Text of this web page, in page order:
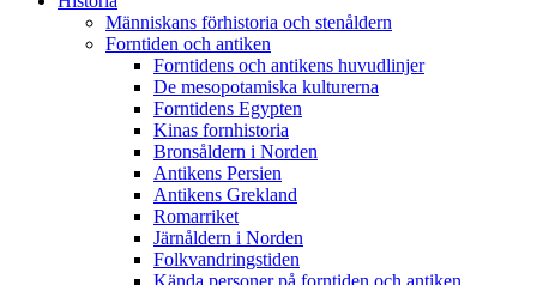
Människans förhistoria och stenåldern
Forntiden och antiken
Forntidens och antikens huvudlinjer
De mesopotamiska kulturerna
Forntidens Egypten
Kinas fornhistoria
Bronsåldern i Norden
Antikens Persien
Antikens Grekland
Romarriket
Järnåldern i Norden
Folkvandringstiden